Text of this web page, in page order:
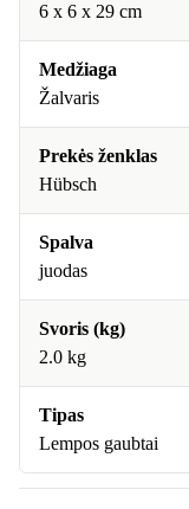
6 x 6 x 29 cm
Medžiaga
Žalvaris
Prekės ženklas
Hübsch
Spalva
juodas
Svoris (kg)
2.0 kg
Tipas
Lempos gaubtai